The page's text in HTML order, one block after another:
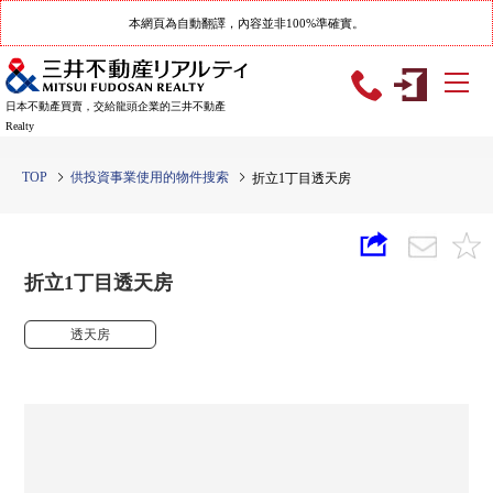
本網頁為自動翻譯，內容並非100%準確實。
日本不動產買賣，交給龍頭企業的三井不動產
Realty
TOP 供投資事業使用的物件搜索 折立1丁目透天房
折立1丁目透天房
透天房